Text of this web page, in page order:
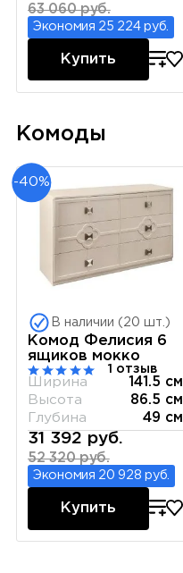
63 060 руб.
Экономия 25 224 руб.
Купить
Комоды
-40%
В наличии (20 шт.)
Комод Фелисия 6
ящиков мокко
1 отзыв
Ширина
141.5 см
Высота
86.5 см
Глубина
49 см
31 392 руб.
52 320 руб.
Экономия 20 928 руб.
Купить